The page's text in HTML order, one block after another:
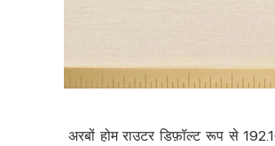
अरबों होम राउटर डिफ़ॉल्ट रूप से